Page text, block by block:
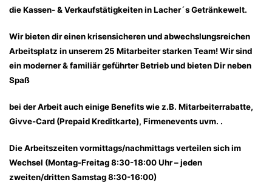
die Kassen- & Verkaufstätigkeiten in Lacher´s Getränkewelt.
Wir bieten dir einen krisensicheren und abwechslungsreichen
Arbeitsplatz in unserem 25 Mitarbeiter starken Team! Wir sind
ein moderner & familiär geführter Betrieb und bieten Dir neben
Spaß
bei der Arbeit auch einige Benefits wie z.B. Mitarbeiterrabatte,
Givve-Card (Prepaid Kreditkarte), Firmenevents uvm. .
Die Arbeitszeiten vormittags/nachmittags verteilen sich im
Wechsel (Montag-Freitag 8:30-18:00 Uhr – jeden
zweiten/dritten Samstag 8:30-16:00)